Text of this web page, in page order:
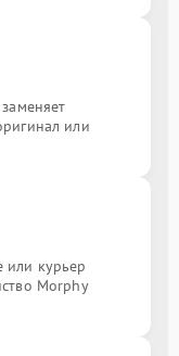
или
или курьер
Morphy